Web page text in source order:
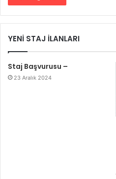
YENİ STAJ İLANLARI
Staj Başvurusu –
23 Aralık 2024